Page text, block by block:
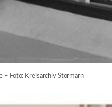
– Foto: Kreisarchiv Stormarn